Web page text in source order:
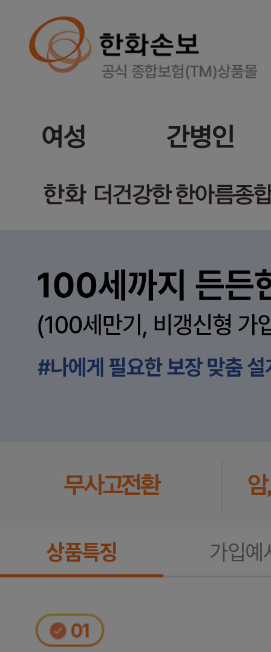
여성 간병인
한화 더건강한 한아름종
상품특징 가입예